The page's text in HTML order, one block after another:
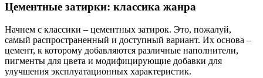
Цементные затирки: классика жанра
Начнем с классики – цементных затирок. Это, пожалуй,
самый распространенный и доступный вариант. Их основа –
цемент, к которому добавляются различные наполнители,
пигменты для цвета и модифицирующие добавки для
улучшения эксплуатационных характеристик.